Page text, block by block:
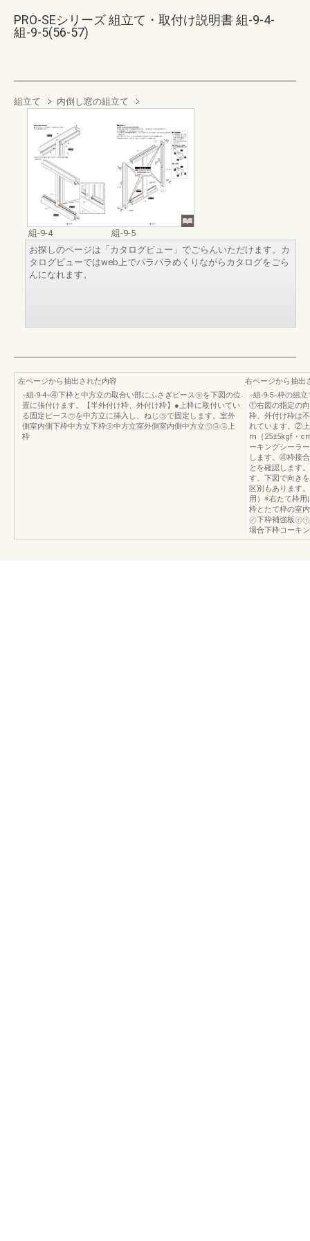
PRO-SEシリーズ 組立て・取付け説明書 組-9-4-
組-9-5(56-57)
組立て 内倒し窓の組立て
組-9-4
組-9-5
お探しのページは「カタログビュー」でごらんいただけます。カ
タログビューではweb上でパラパラめくりながらカタログをごら
んになれます。
左ページから抽出された内容
−組-9-4−④下枠と中方立の取合い部にふさぎピース㋟を下図の位
置に張付けます。【半外付け枠、外付け枠】●上枠に取付いてい
る固定ピース㋻を中方立に挿入し、ねじ㋵で固定します。室外
側室内側下枠中方立下枠㋟中方立室外側室内側中方立㋻㋵㋵上
枠
右ページから抽出
−組-9-5−枠の組
①右図の指定の
枠、外付け枠は
れています。②上
m｛25±5kgf・
ーキングシーラ
します。④枠接
とを確認します
す。下図で向き
区別もあります
用）※右たて枠
枠とたて枠の室
㋑下枠補強板㋑
場合下枠コーキ